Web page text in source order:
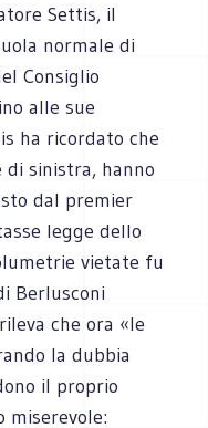
Settis, il
normale di
Consiglio
alle sue
ha ricordato che
sinistra, hanno
dal premier
legge dello
vietate fu
Berlusconi
che ora «le
la dubbia
il proprio
miserevole: